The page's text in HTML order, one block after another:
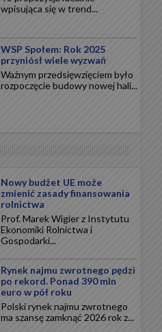
wpisująca się w trend...
WSP Społem: Rok 2025
przyniósł wiele wyzwań
Ważnym przedsięwzięciem było
rozpoczęcie budowy nowej hali...
Nowy budżet UE może
zmienić zasady finansowania
rolnictwa
Prof. Marek Wigier z Instytutu
Ekonomiki Rolnictwa i
Gospodarki...
Rynek najmu zwrotnego pędzi
po rekord. Ponad 390 mln
euro w pół roku
Polski rynek najmu zwrotnego
ma szansę zamknąć 2026 rok z...